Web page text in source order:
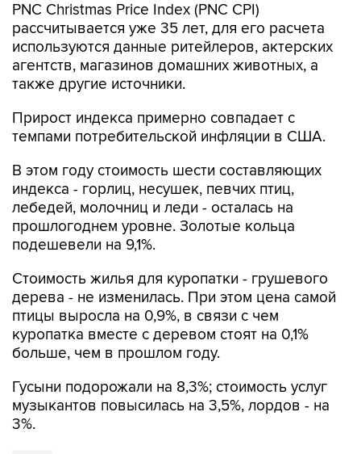
PNC Christmas Price Index (PNC CPI)
рассчитывается уже 35 лет, для его расчета
используются данные ритейлеров, актерских
агентств, магазинов домашних животных, а
также другие источники.
Прирост индекса примерно совпадает с
темпами потребительской инфляции в США.
В этом году стоимость шести составляющих
индекса - горлиц, несушек, певчих птиц,
лебедей, молочниц и леди - осталась на
прошлогоднем уровне. Золотые кольца
подешевели на 9,1%.
Стоимость жилья для куропатки - грушевого
дерева - не изменилась. При этом цена самой
птицы выросла на 0,9%, в связи с чем
куропатка вместе с деревом стоят на 0,1%
больше, чем в прошлом году.
Гусыни подорожали на 8,3%; стоимость услуг
музыкантов повысилась на 3,5%, лордов - на
3%.